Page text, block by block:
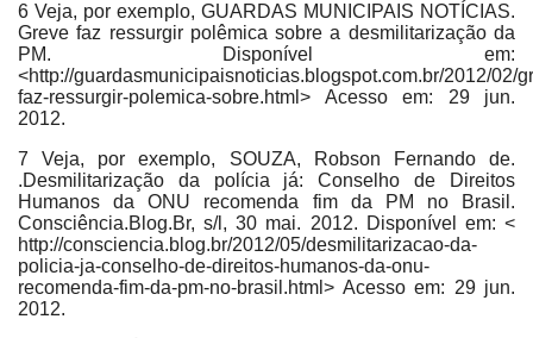
6 Veja, por exemplo, GUARDAS MUNICIPAIS NOTÍCIAS.
Greve faz ressurgir polêmica sobre a desmilitarização da
PM. Disponível em:
<http://guardasmunicipaisnoticias.blogspot.com.br/2012/02/
faz-ressurgir-polemica-sobre.html> Acesso em: 29 jun.
2012.
7 Veja, por exemplo, SOUZA, Robson Fernando de.
.Desmilitarização da polícia já: Conselho de Direitos
Humanos da ONU recomenda fim da PM no Brasil.
Consciência.Blog.Br, s/l, 30 mai. 2012. Disponível em: <
http://consciencia.blog.br/2012/05/desmilitarizacao-da-
policia-ja-conselho-de-direitos-humanos-da-onu-
recomenda-fim-da-pm-no-brasil.html> Acesso em: 29 jun.
2012.